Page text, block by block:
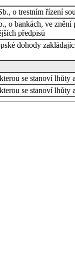
o trestním řízení
o bankách, ve
předpisů
dohody
se stanoví lhůty
se stanoví lhůty